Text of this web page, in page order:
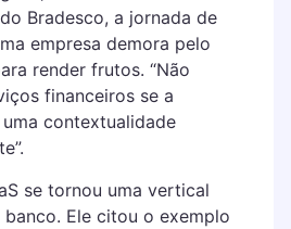
Bradesco, a jornada de
empresa demora pelo
render frutos. “Não
financeiros se a
contextualidade
se tornou uma vertical
Ele citou o exemplo